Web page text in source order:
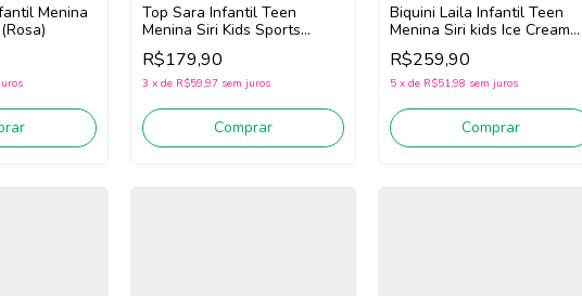
Menina
Top Sara Infantil Teen
Menina Siri Kids Sports
Trilobal 44599 (Marinho)
R$179,90
3 x de R$59,97 sem juros
Comprar
Biquini Laila Infantil Teen
Menina Siri kids Ice Cream
43011 (Roxo)
R$259,90
5 x de R$51,98 sem juros
Comprar